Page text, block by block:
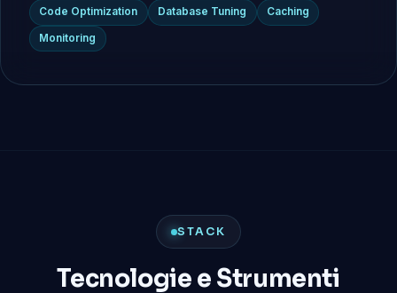
Code Optimization Database Tuning Caching
Monitoring
STACK
Tecnologie e Strumenti